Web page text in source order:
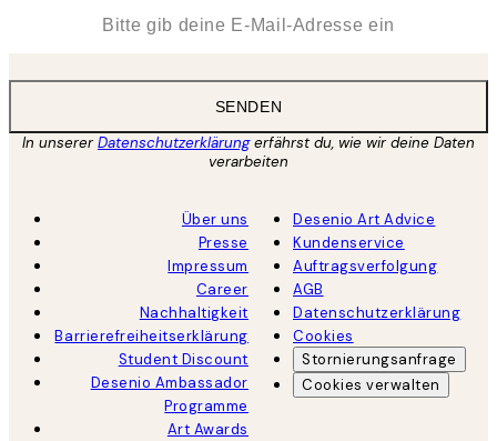
SENDEN
In unsererDatenschutzerklärungerfährst du, wie wir deine Daten
verarbeiten
Über uns
Presse
Impressum
Career
Nachhaltigkeit
Barrierefreiheitserklärung
Student Discount
Desenio Ambassador
Programme
Art Awards
Desenio Art Advice
Kundenservice
Auftragsverfolgung
AGB
Datenschutzerklärung
Cookies
Stornierungsanfrage
Cookies verwalten